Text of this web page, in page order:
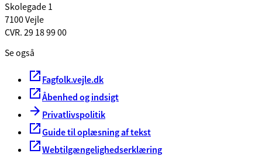
Skolegade 1
7100 Vejle
CVR. 29 18 99 00
Se også
Fagfolk.vejle.dk
Åbenhed og indsigt
Privatlivspolitik
Guide til oplæsning af tekst
Webtilgængelighedserklæring